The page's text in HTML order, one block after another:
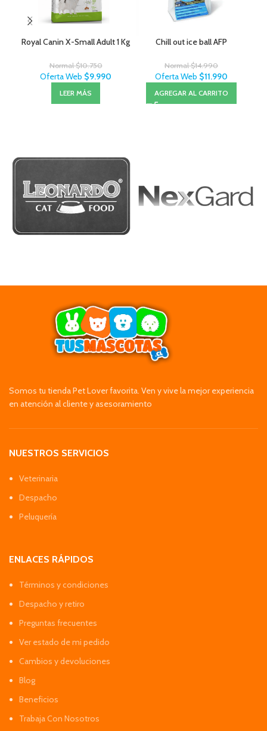
Royal Canin X-Small Adult 1 Kg
Normal$10.750
Oferta Web $9.990
LEER MÁS
Chill out ice ball AFP
Normal$14.990
Oferta Web $11.990
AGREGAR AL CARRITO
Somos tu tienda Pet Lover favorita. Ven y vive la mejor experiencia
en atención al cliente y asesoramiento
NUESTROS SERVICIOS
Veterinaria
Despacho
Peluquería
ENLACES RÁPIDOS
Términos y condiciones
Despacho y retiro
Preguntas frecuentes
Ver estado de mi pedido
Cambios y devoluciones
Blog
Beneficios
Trabaja Con Nosotros